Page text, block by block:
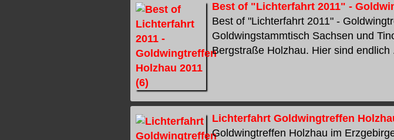
Best of "Lichterfahrt 2011" -
Best of "Lichterfahrt 2011" -
Goldwingstammtisch Sachsen und
Bergstraße Holzhau. Hier sind
Lichterfahrt Goldwingtreffen
Goldwingtreffen Holzhau im